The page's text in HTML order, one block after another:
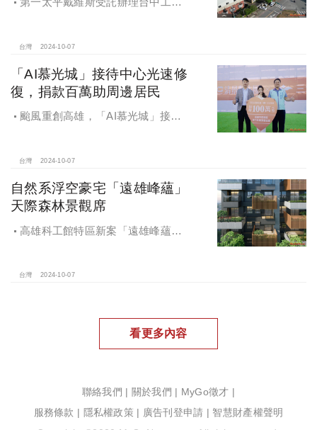
價率5％。
台灣 2024-10-07
「AI慕光城」接待中心光速修
復，捐款百萬助周邊居民
颱風重創高雄，「AI慕光城」接待
民復原家園
台灣 2024-10-07
自然系浮空豪宅「遠雄峰蘊」
天際森林景觀席
高雄科工館特區新案「遠雄峰蘊」
台灣 2024-10-07
看更多內容
聯絡我們 | 關於我們 | MyGo徵才 |
服務條款 | 隱私權政策 | 廣告刊登申請 | 智慧財產權聲明